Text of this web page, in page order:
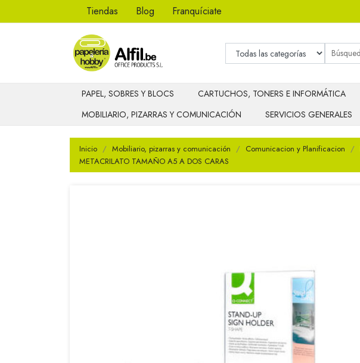
Tiendas Blog Franquíciate
PAPEL, SOBRES Y BLOCS CARTUCHOS, TONERS E INFORMÁTICA
MOBILIARIO, PIZARRAS Y COMUNICACIÓN
SERVICIOS GENERALES
Inicio Mobiliario, pizarras y comunicación Comunicacion y Planificacion
METACRILATO TAMAÑO A5 A DOS CARAS